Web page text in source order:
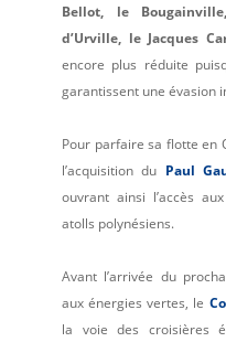
Bellot, le
d’Urville, le Jacques
encore plus réduite
garantissent une évasion
Pour parfaire sa flotte en
l’acquisition du Paul
ouvrant ainsi l’accès
atolls polynésiens.
Avant l’arrivée du
aux énergies vertes, le
la voie des croisières